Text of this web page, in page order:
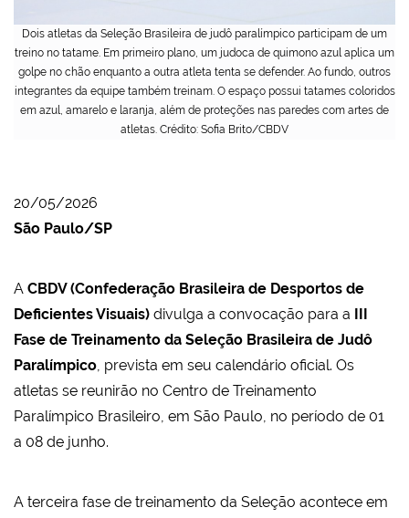
Dois atletas da Seleção Brasileira de judô paralímpico participam de um
treino no tatame. Em primeiro plano, um judoca de quimono azul aplica um
golpe no chão enquanto a outra atleta tenta se defender. Ao fundo, outros
integrantes da equipe também treinam. O espaço possui tatames coloridos
em azul, amarelo e laranja, além de proteções nas paredes com artes de
atletas. Crédito: Sofia Brito/CBDV
20/05/2026
São Paulo/SP
A CBDV (Confederação Brasileira de Desportos de
Deficientes Visuais) divulga a convocação para a
Fase de Treinamento da Seleção Brasileira de Judô
Paralímpico, prevista em seu calendário oficial. Os
atletas se reunirão no Centro de Treinamento
Paralímpico Brasileiro, em São Paulo, no período de 01
a 08 de junho.
A terceira fase de treinamento da Seleção acontece em